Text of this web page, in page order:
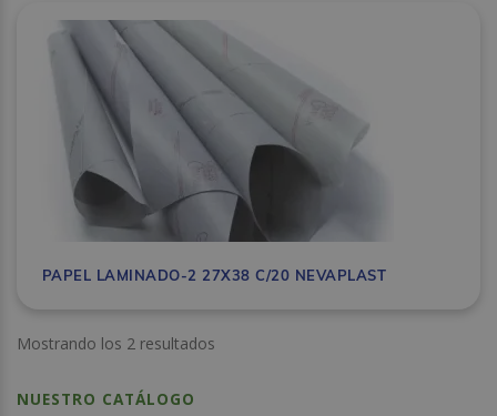
PAPEL LAMINADO-2 27X38 C/20 NEVAPLAST
Mostrando los 2 resultados
NUESTRO CATÁLOGO